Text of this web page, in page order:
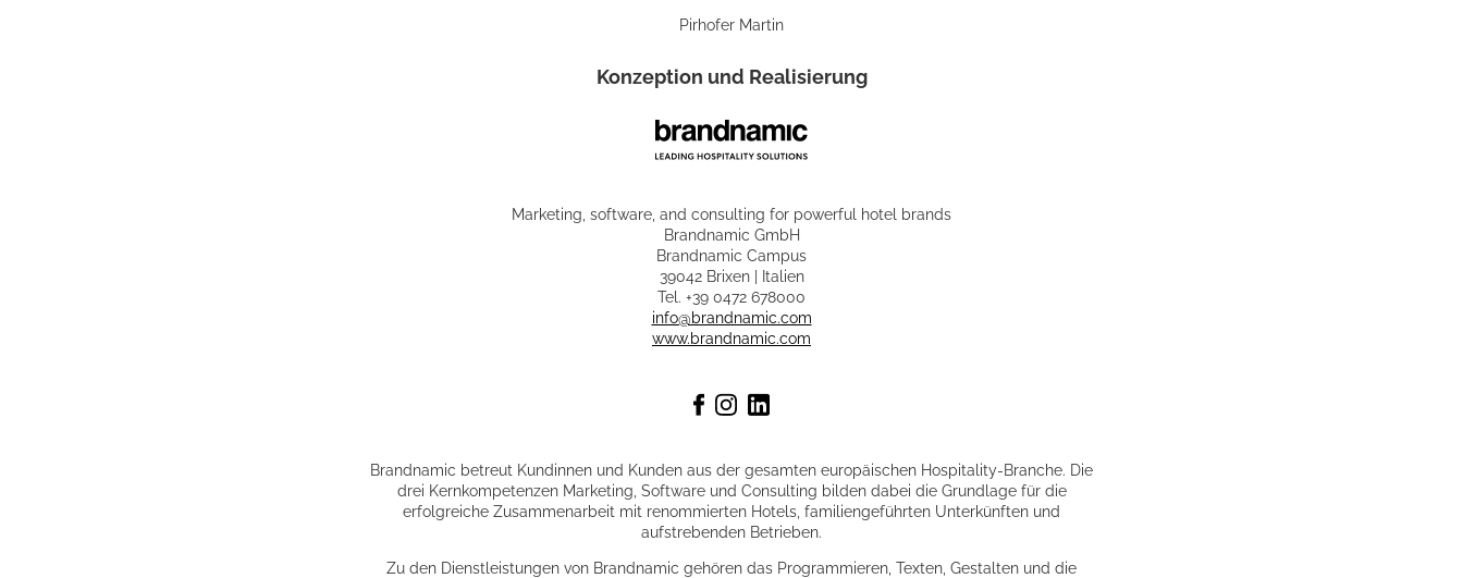
Pirhofer Martin
Konzeption und Realisierung
Marketing, software, and consulting for powerful hotel brands
Brandnamic GmbH
Brandnamic Campus
39042 Brixen | Italien
Tel. +39 0472 678000
info@brandnamic.com
www.brandnamic.com
Brandnamic betreut Kundinnen und Kunden aus der gesamten europäischen Hospitality-Branche. Die
drei Kernkompetenzen Marketing, Software und Consulting bilden dabei die Grundlage für die
erfolgreiche Zusammenarbeit mit renommierten Hotels, familiengeführten Unterkünften und
aufstrebenden Betrieben.
Zu den Dienstleistungen von Brandnamic gehören das Programmieren, Texten, Gestalten und die